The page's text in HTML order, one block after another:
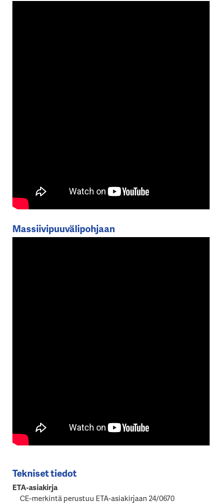
Massiivipuuvälipohjaan
Tekniset tiedot
ETA-asiakirja
CE-merkintä perustuu ETA-asiakirjaan 24/0670